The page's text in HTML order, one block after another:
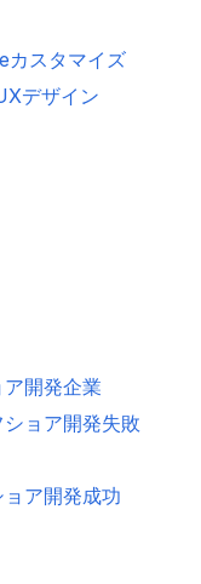
カスタマイズ
デザイン
開発企業
ショア開発失敗
ョア開発成功